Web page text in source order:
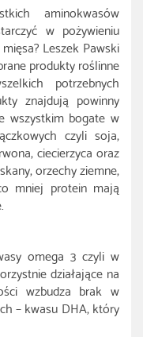
aminokwasów
w pożywieniu
Leszek Pawski
produkty roślinne
potrzebnych
znajdują powinny
wszystkim bogate w
czyli soja,
ciecierzyca oraz
orzechy ziemne,
mniej protein mają
omega 3 czyli w
działające na
wzbudza brak w
– kwasu DHA, który